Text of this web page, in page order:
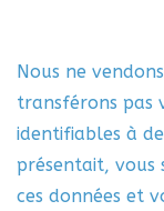
Nous ne
transférons pas
identifiables à
présentait, vous
ces données et